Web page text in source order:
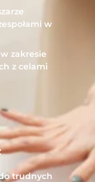
w
zakresie
z celami
trudnych